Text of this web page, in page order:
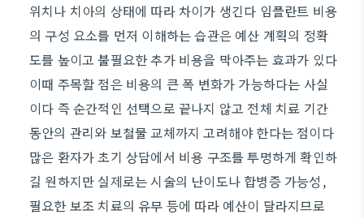
위치나 치아의 상태에 따라 차이가 생긴다 임플란트 비용
의 구성 요소를 먼저 이해하는 습관은 예산 계획의 정확
도를 높이고 불필요한 추가 비용을 막아주는 효과가 있다
이때 주목할 점은 비용의 큰 폭 변화가 가능하다는 사실
이다 즉 순간적인 선택으로 끝나지 않고 전체 치료 기간
동안의 관리와 보철물 교체까지 고려해야 한다는 점이다
많은 환자가 초기 상담에서 비용 구조를 투명하게 확인하
길 원하지만 실제로는 시술의 난이도나 합병증 가능성,
필요한 보조 치료의 유무 등에 따라 예산이 달라지므로